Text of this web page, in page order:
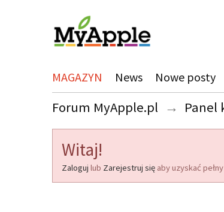
MAGAZYN News Nowe posty
Forum MyApple.pl → Panel
Witaj!
Zaloguj lub Zarejestruj się aby uzyskać